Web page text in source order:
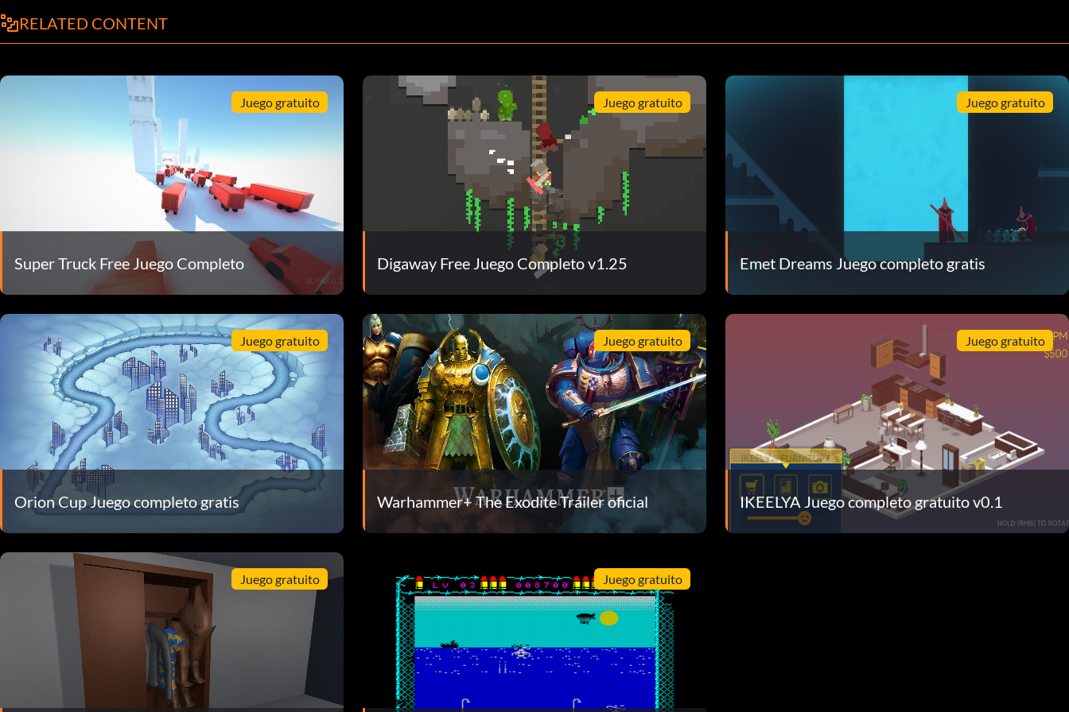
RELATED CONTENT
Juego gratuito
Super Truck Free Juego Completo
Juego gratuito
Digaway Free Juego Completo v1.25
Juego gratuito
Emet Dreams Juego completo gratis
Juego gratuito
Orion Cup Juego completo gratis
Juego gratuito
Warhammer+ The Exodite Tráiler oficial
Juego gratuito
IKEELYA Juego completo gratuito v0.1
Juego gratuito Juego gratuito